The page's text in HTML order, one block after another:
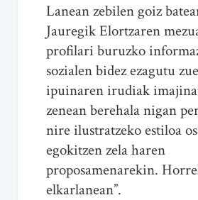
Lanean zebilen goiz
Jauregik Elortzaren
profilari buruzko
sozialen bidez ezagutu
ipuinaren irudiak
zenean berehala nigan
nire ilustratzeko estiloa
egokitzen zela haren
proposamenarekin.
elkarlanean”.